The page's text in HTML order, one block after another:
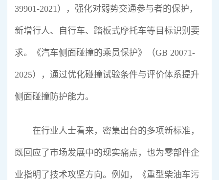
39901-2021），强化对弱势交通参与者的保护，
新增行人、自行车、踏板式摩托车等目标识别要
求。《汽车侧面碰撞的乘员保护》（GB 20071-
2025），通过优化碰撞试验条件与评价体系提升
侧面碰撞防护能力。
在行业人士看来，密集出台的多项新标准，
既回应了市场发展中的现实痛点，也为零部件企
业指明了技术攻坚方向。例如，《重型柴油车污